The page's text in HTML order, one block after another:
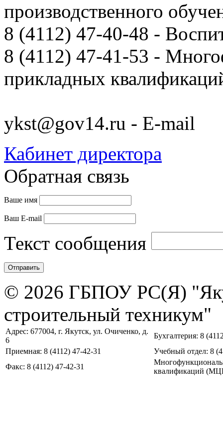
производственного
8 (4112) 47-40-48 -
8 (4112) 47-41-53 -
прикладных
ykst@gov14.ru - E-mail
Кабинет директора
Обратная связь
Ваше имя
Ваш E-mail
Текст сообщения
© 2026 ГБПОУ РС(Я)
строительный техникум"
Адрес: 677004, г. Якутск, ул. Очиченко, д.
6
Бухгалтерия: 8
Приемная: 8 (4112) 47-42-31
Учебный отдел: 8
Факс: 8 (4112) 47-42-31
квалификаций